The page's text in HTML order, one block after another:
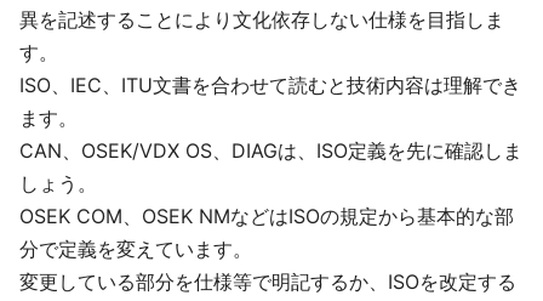
異を記述することにより文化依存しない仕様を目指しま
す。
ISO、IEC、ITU文書を合わせて読むと技術内容は理解でき
ます。
CAN、OSEK/VDX OS、DIAGは、ISO定義を先に確認しま
しょう。
OSEK COM、OSEK NMなどはISOの規定から基本的な部
分で定義を変えています。
変更している部分を仕様等で明記するか、ISOを改定する